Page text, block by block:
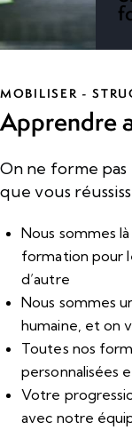
MOBILISER -
Apprendre
On ne forme
que vous
Nous sommes
formation pour
d’autre
Nous sommes
humaine, et on
Toutes nos
personnalisées
Votre
avec notre